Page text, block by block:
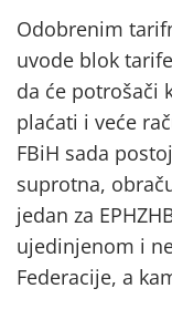
Odobrenim
uvode blok
da će potrošači
plaćati i veće
FBiH sada
suprotna,
jedan za
ujedinjenom i
Federacije, a